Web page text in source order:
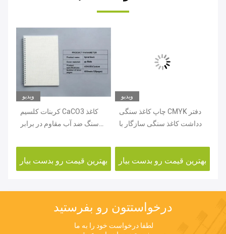
ویدیو
کربنات کلسیم CaCO3 کاغذ
سنگ ضد آب مقاوم در برابر
بهترین قیمت رو بدست بیار
ویدیو
چاپ کاغذ سنگی CMYK دفتر
یادداشت کاغذ سنگی سازگار با
بهترین قیمت رو بدست بیار
درخواستتون رو بفرستيد